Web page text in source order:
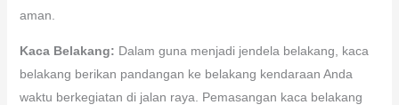
aman.
Kaca Belakang: Dalam guna menjadi jendela belakang, kaca
belakang berikan pandangan ke belakang kendaraan Anda
waktu berkegiatan di jalan raya. Pemasangan kaca belakang